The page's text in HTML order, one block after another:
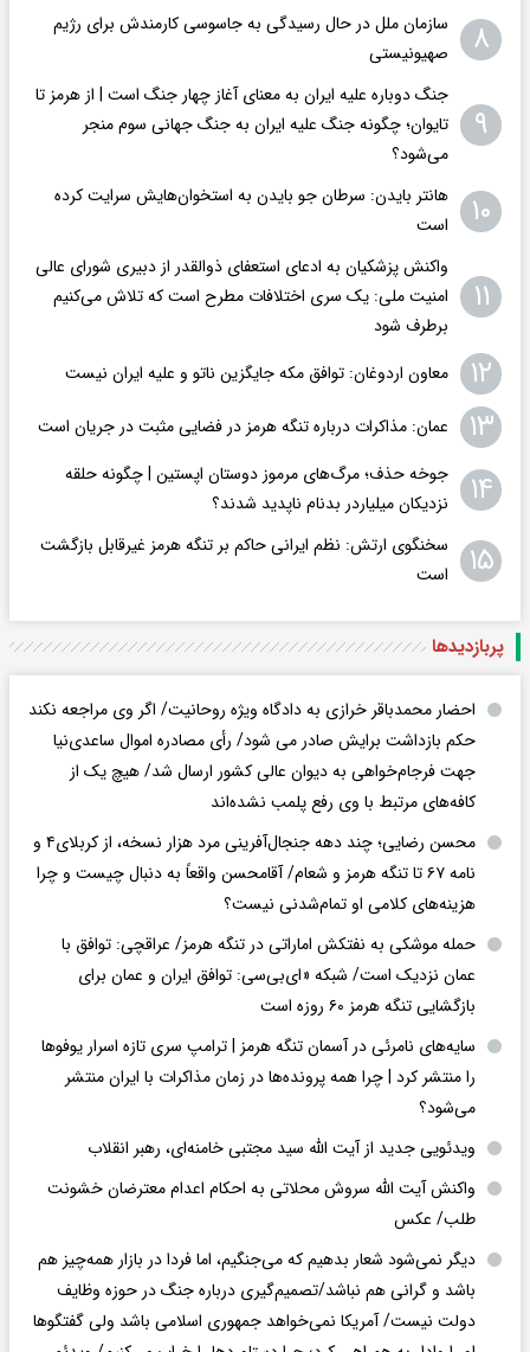
۸
سازمان ملل در حال رسیدگی به جاسوسی کارمندش برای رژیم
صهیونیستی
۹
جنگ دوباره علیه ایران به معنای آغاز چهار جنگ است | از هرمز تا
تایوان؛ چگونه جنگ علیه ایران به جنگ جهانی سوم منجر
می‌شود؟
۱۰
هانتر بایدن: سرطان جو بایدن به استخوان‌هایش سرایت کرده
است
۱۱
واکنش پزشکیان به ادعای استعفای ذوالقدر از دبیری شورای عالی
امنیت ملی: یک سری اختلافات مطرح است که تلاش می‌کنیم
برطرف شود
۱۲ معاون اردوغان: توافق مکه جایگزین ناتو و علیه ایران نیست
۱۳ عمان: مذاکرات درباره تنگه هرمز در فضایی مثبت در جریان است
۱۴
جوخه حذف؛ مرگ‌های مرموز دوستان اپستین | چگونه حلقه
نزدیکان میلیاردر بدنام ناپدید شدند؟
۱۵
سخنگوی ارتش: نظم ایرانی حاکم بر تنگه هرمز غیرقابل بازگشت
است
پربازدید‌ها
احضار محمدباقر خرازی به دادگاه ویژه روحانیت/ اگر وی مراجعه نکند
حکم بازداشت برایش صادر می شود/ رأی مصادره اموال ساعدی‌نیا
جهت فرجام‌خواهی به دیوان عالی کشور ارسال شد/ هیچ یک از
کافه‌های مرتبط با وی رفع پلمب نشده‌اند
محسن رضایی؛ چند دهه جنجال‌آفرینی مرد هزار نسخه، از کربلای۴ و
نامه ۶۷ تا تنگه هرمز و شعام/ آقا‌محسن واقعاً به دنبال چیست و چرا
هزینه‌های کلامی او تمام‌شدنی نیست؟
حمله موشکی به نفتکش اماراتی در تنگه هرمز/ عراقچی: توافق با
عمان نزدیک است/ شبکه «ای‌بی‌سی: توافق ایران و عمان برای
بازگشایی تنگه هرمز ۶۰ روزه است
سایه‌های نامرئی در آسمان تنگه هرمز | ترامپ سری تازه اسرار یوفوها
را منتشر کرد | چرا همه پرونده‌ها در زمان مذاکرات با ایران منتشر
می‌شود؟
ویدئویی جدید از آیت الله سید مجتبی خامنه‌ای، رهبر انقلاب
واکنش آیت الله سروش محلاتی به احکام اعدام معترضان خشونت
طلب/ عکس
دیگر نمی‌شود شعار بدهیم که می‌جنگیم، اما فردا در بازار همه‌چیز هم
باشد و گرانی هم نباشد/تصمیم‌گیری درباره جنگ در حوزه وظایف
دولت نیست/ آمریکا نمی‌خواهد جمهوری اسلامی باشد ولی گفتگوها